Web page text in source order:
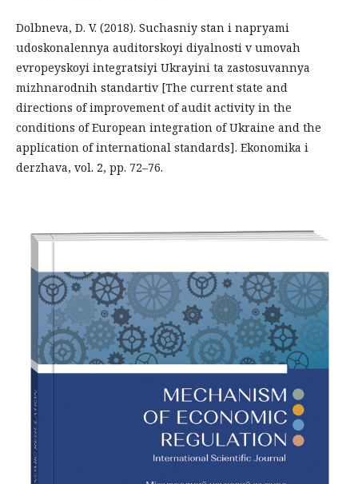
Dolbneva, D. V. (2018). Suchasniy stan i napryami
udoskonalennya auditorskoyi diyalnosti v umovah
evropeyskoyi integratsiyi Ukrayini ta zastosuvannya
mizhnarodnih standartiv [The current state and
directions of improvement of audit activity in the
conditions of European integration of Ukraine and the
application of international standards]. Ekonomika i
derzhava, vol. 2, pp. 72–76.